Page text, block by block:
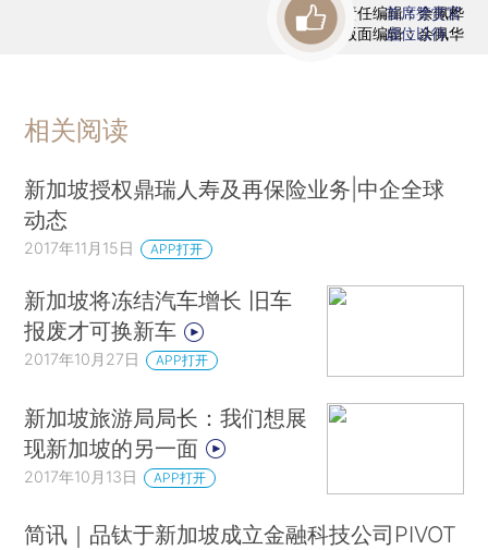
责任编辑：余佩桦
版面编辑：余佩华
首席赞赏官
虚位以待
相关阅读
新加坡授权鼎瑞人寿及再保险业务|中企全球
动态
2017年11月15日 APP打开
新加坡将冻结汽车增长 旧车
报废才可换新车
2017年10月27日 APP打开
新加坡旅游局局长：我们想展
现新加坡的另一面
2017年10月13日 APP打开
简讯｜品钛于新加坡成立金融科技公司PIVOT